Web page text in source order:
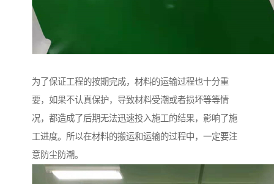
为了保证工程的按期完成，材料的运输过程也十分重
要，如果不认真保护，导致材料受潮或者损坏等等情
况，都造成了后期无法迅速投入施工的结果，影响了施
工进度。所以在材料的搬运和运输的过程中，一定要注
意防尘防潮。